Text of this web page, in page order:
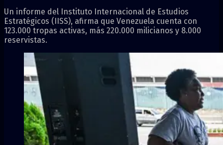
Un informe del Instituto Internacional de Estudios
Estratégicos (IISS), afirma que Venezuela cuenta con
123.000 tropas activas, más 220.000 milicianos y 8.000
reservistas.